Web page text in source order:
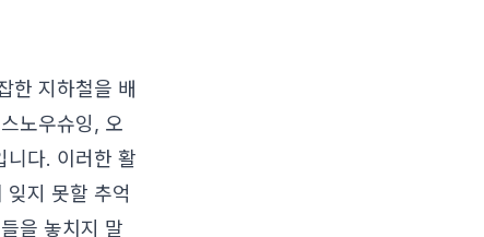
한 지하철을 배
노우슈잉, 오
니다. 이러한 활
지 못할 추억
을 놓치지 말